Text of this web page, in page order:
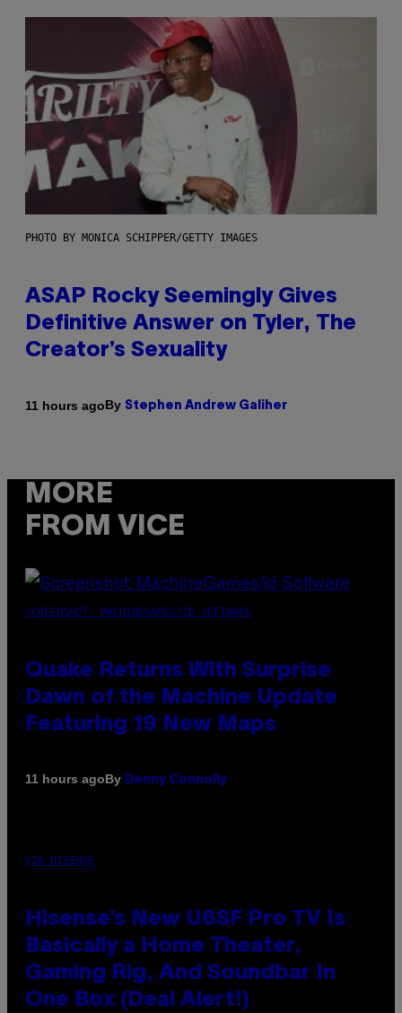
PHOTO BY MONICA SCHIPPER/GETTY IMAGES
ASAP Rocky Seemingly Gives
Definitive Answer on Tyler, The
Creator’s Sexuality
11 hours agoBy Stephen Andrew Galiher
MORE
FROM VICE
SCREENSHOT: MACHINEGAMES/ID SOFTWARE
Quake Returns With Surprise
Dawn of the Machine Update
Featuring 19 New Maps
11 hours agoBy Denny Connolly
VIA HISENSE
Hisense’s New U6SF Pro TV Is
Basically a Home Theater,
Gaming Rig, And Soundbar In
One Box (Deal Alert!)